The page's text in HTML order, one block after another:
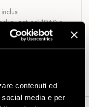
contenuti ed
media e per
nati nel 1960 e
età compresa dai 6 ai 14